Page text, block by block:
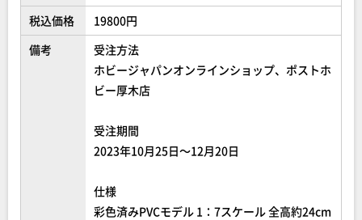
税込価格
19800円
備考
受注方法
ホビージャパンオンラインショップ、ポストホ
ビー厚木店
受注期間
2023年10月25日～12月20日
仕様
彩色済みPVCモデル 1：7スケール 全高約24cm